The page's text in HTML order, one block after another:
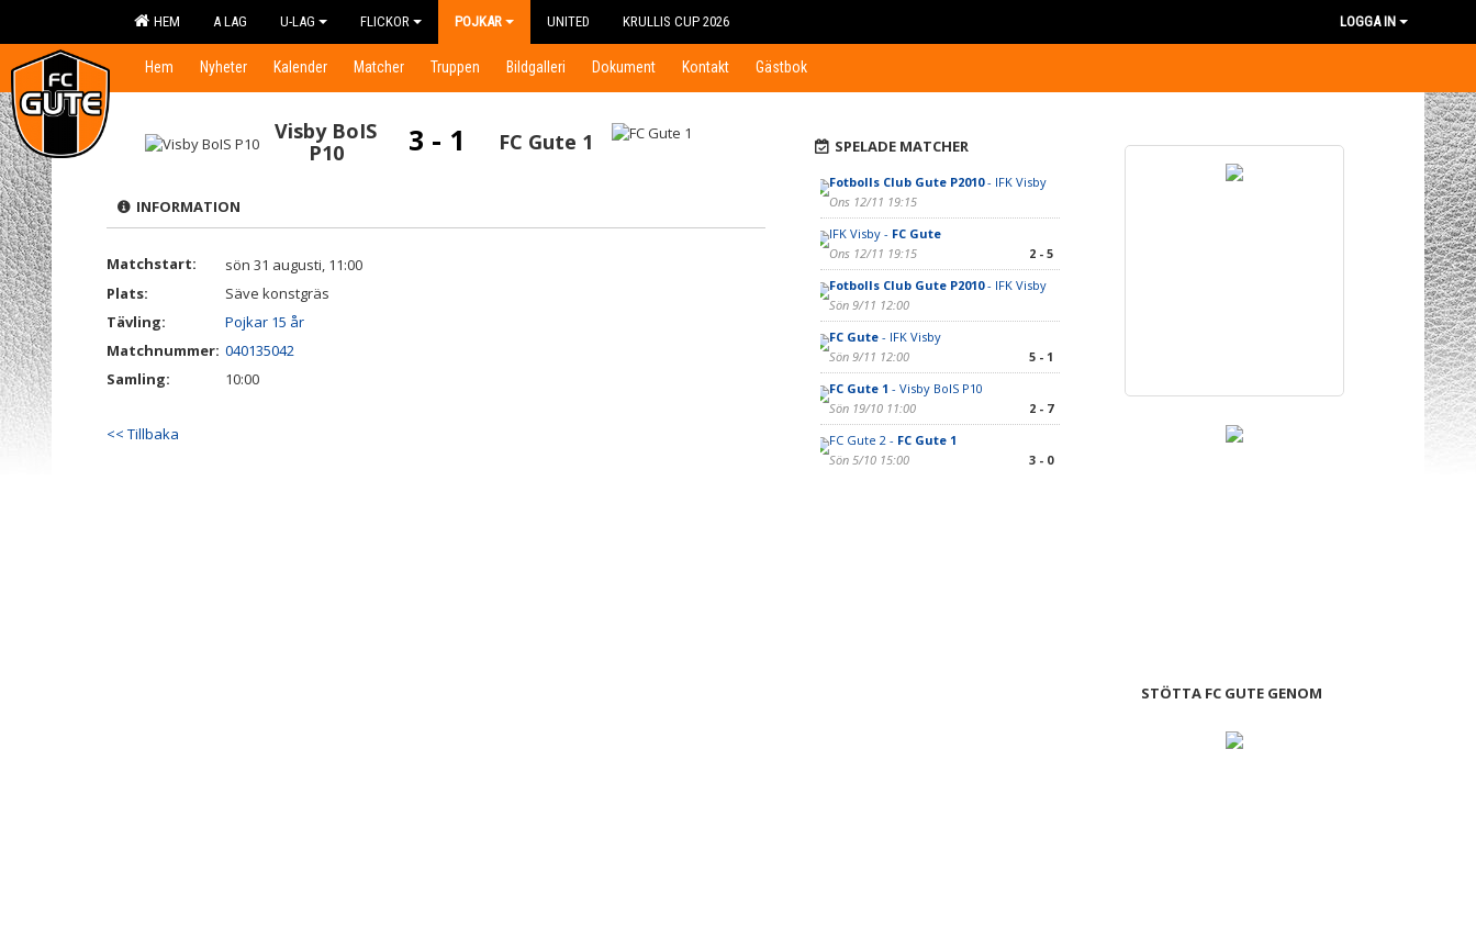
HEM A LAG U-LAG FLICKOR POJKAR UNITED KRULLIS CUP 2026 LOGGA IN
Hem Nyheter Kalender Matcher Truppen Bildgalleri Dokument Kontakt Gästbok
Visby BoIS
P10
3 - 1 FC Gute 1
INFORMATION
Matchstart:
sön 31 augusti, 11:00
Plats:
Säve konstgräs
Tävling:
Pojkar 15 år
Matchnummer: 040135042
Samling:
10:00
<< Tillbaka
SPELADE MATCHER
Fotbolls Club Gute P2010- IFK Visby
Ons 12/11 19:15
IFK Visby - FC Gute
Ons 12/11 19:15
2 - 5
Fotbolls Club Gute P2010- IFK Visby
Sön 9/11 12:00
FC Gute- IFK Visby
Sön 9/11 12:00
5 - 1
FC Gute 1 - Visby BoIS P10
Sön 19/10 11:00
2 - 7
FC Gute 2 - FC Gute 1
Sön 5/10 15:00
3 - 0
STÖTTA FC GUTE GENOM